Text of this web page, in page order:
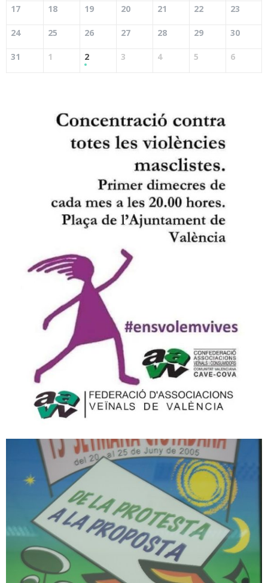
17 18 19 20 21 22 23
24 25 26 27 28 29 30
31 1 2 3 4 5 6